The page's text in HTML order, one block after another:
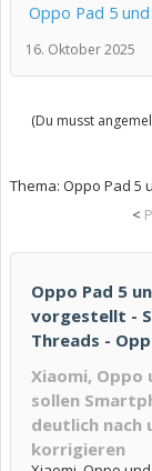
Oppo Pad 5
16. Oktober 2025
(Du musst
Thema: Oppo Pad 5
<
Oppo Pad 5
vorgestellt -
Threads -
Xiaomi, Oppo
sollen
deutlich nach
korrigieren